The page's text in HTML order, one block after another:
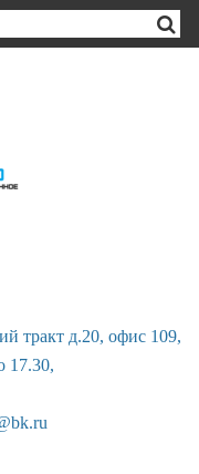
тракт д.20, офис 109,